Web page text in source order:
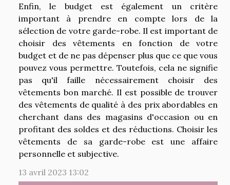
Enfin, le budget est également un critère
important à prendre en compte lors de la
sélection de votre garde-robe. Il est important de
choisir des vêtements en fonction de votre
budget et de ne pas dépenser plus que ce que vous
pouvez vous permettre. Toutefois, cela ne signifie
pas qu'il faille nécessairement choisir des
vêtements bon marché. Il est possible de trouver
des vêtements de qualité à des prix abordables en
cherchant dans des magasins d'occasion ou en
profitant des soldes et des réductions. Choisir les
vêtements de sa garde-robe est une affaire
personnelle et subjective.
13 avril 2023 13:02